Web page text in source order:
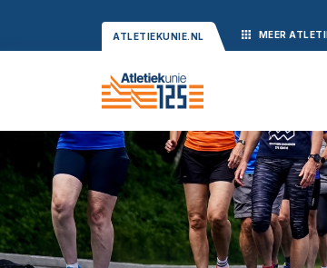
ATLETIEKUNIE.NL MEER